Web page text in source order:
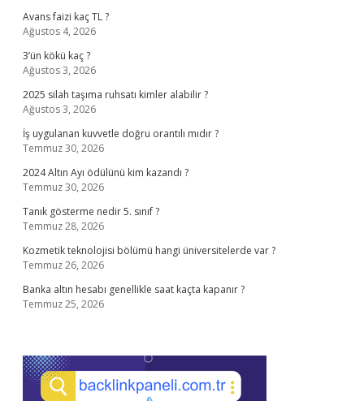
Avans faizi kaç TL ?
Ağustos 4, 2026
3’ün kökü kaç ?
Ağustos 3, 2026
2025 silah taşıma ruhsatı kimler alabilir ?
Ağustos 3, 2026
İş uygulanan kuvvetle doğru orantılı mıdır ?
Temmuz 30, 2026
2024 Altın Ayı ödülünü kim kazandı ?
Temmuz 30, 2026
Tanık gösterme nedir 5. sınıf ?
Temmuz 28, 2026
Kozmetik teknolojisi bölümü hangi üniversitelerde var ?
Temmuz 26, 2026
Banka altın hesabı genellikle saat kaçta kapanır ?
Temmuz 25, 2026